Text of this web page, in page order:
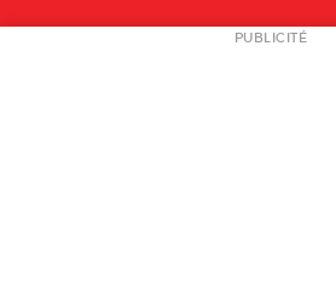
NEWSLETTER
PUBLICITÉ